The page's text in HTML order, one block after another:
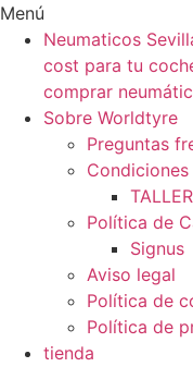
Ir
contenido
Menú
Neumaticos
cost para tu
comprar
Sobre Worldtyre
Preguntas
Política de
Signus
Aviso legal
Política de
Política de
tienda